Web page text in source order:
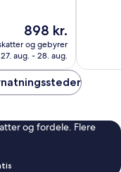
Prisen
er
898 kr.
898 kr.
og gebyrer
27. aug. - 28. aug.
og fordele. Flere